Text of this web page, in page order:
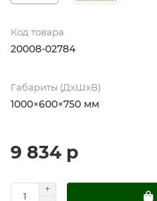
Код товара
20008-02784
Габариты (ДхШхВ)
1000×600×750 мм
9 834 р